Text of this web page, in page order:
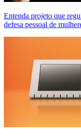
Entenda projeto que
defesa pessoal de